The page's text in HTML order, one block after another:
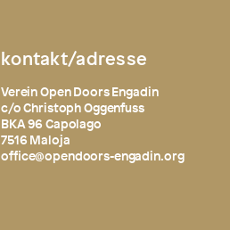
kontakt/adresse
Verein Open Doors Engadin
c/o Christoph Oggenfuss
BKA 96 Capolago
7516 Maloja
office@opendoors-engadin.org